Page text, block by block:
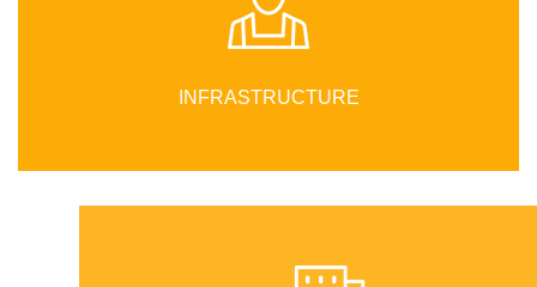
INFRASTRUCTURE